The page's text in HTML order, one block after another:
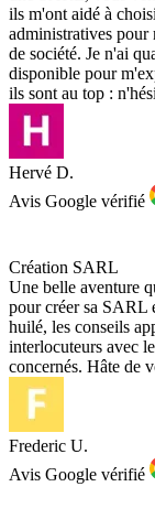
ils m'ont aidé à
administratives pour
de société. Je n'ai
disponible pour
ils sont au top :
Hervé D.
Avis Google vérifié
Création SARL
Une belle aventure
pour créer sa SARL
huilé, les conseils
interlocuteurs avec
concernés. Hâte de
Frederic U.
Avis Google vérifié